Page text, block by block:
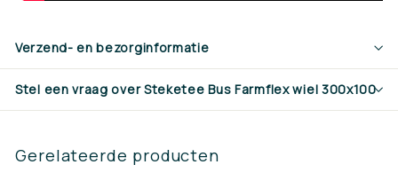
Verzend- en bezorginformatie
Stel een vraag over Steketee Bus Farmflex wiel 300x100
Gerelateerde producten